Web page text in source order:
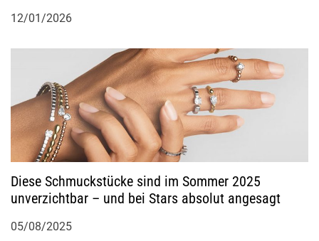
12/01/2026
Diese Schmuckstücke sind im Sommer 2025
unverzichtbar – und bei Stars absolut angesagt
05/08/2025